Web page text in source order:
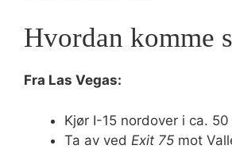
Hvordan komme
Fra Las Vegas:
Kjør I-15 nordover i ca.
Ta av ved Exit 75 mot